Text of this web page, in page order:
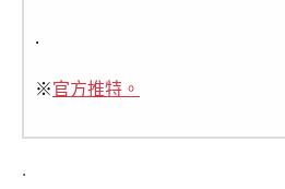
.
※官方推特。
.